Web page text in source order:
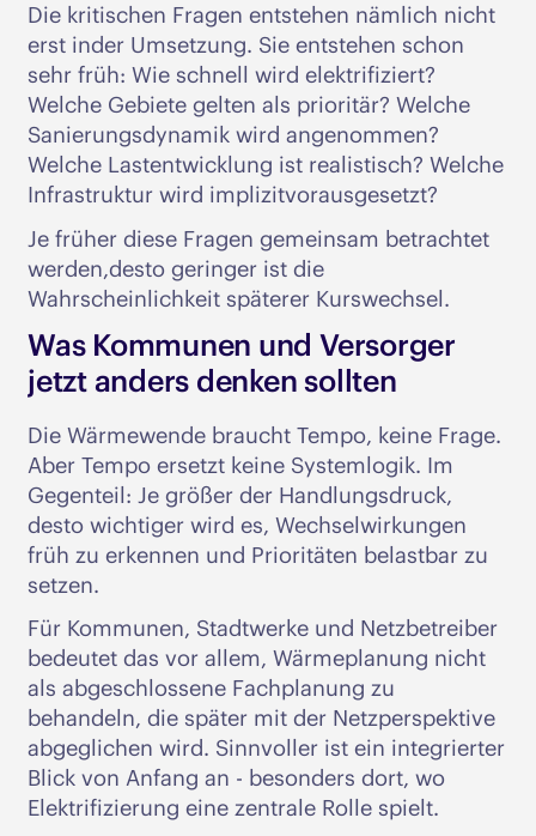
Die kritischen Fragen entstehen nämlich nicht
erst inder Umsetzung. Sie entstehen schon
sehr früh: Wie schnell wird elektrifiziert?
Welche Gebiete gelten als prioritär? Welche
Sanierungsdynamik wird angenommen?
Welche Lastentwicklung ist realistisch? Welche
Infrastruktur wird implizitvorausgesetzt?
Je früher diese Fragen gemeinsam betrachtet
werden,desto geringer ist die
Wahrscheinlichkeit späterer Kurswechsel.
Was Kommunen und Versorger
jetzt anders denken sollten
Die Wärmewende braucht Tempo, keine Frage.
Aber Tempo ersetzt keine Systemlogik. Im
Gegenteil: Je größer der Handlungsdruck,
desto wichtiger wird es, Wechselwirkungen
früh zu erkennen und Prioritäten belastbar zu
setzen.
Für Kommunen, Stadtwerke und Netzbetreiber
bedeutet das vor allem, Wärmeplanung nicht
als abgeschlossene Fachplanung zu
behandeln, die später mit der Netzperspektive
abgeglichen wird. Sinnvoller ist ein integrierter
Blick von Anfang an - besonders dort, wo
Elektrifizierung eine zentrale Rolle spielt.